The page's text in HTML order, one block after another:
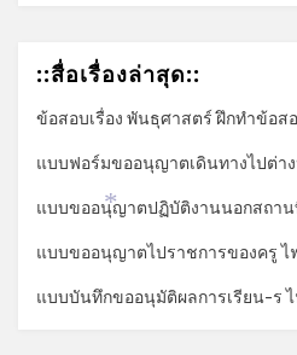
::สื่อเรื่องล่าสุด::
ข้อสอบเรื่อง พันธุศาสตร์ ฝึกทำข้อส
แบบฟอร์มขออนุญาตเดินทางไปต่า
แบบขออนุญาตปฏิบัติงานนอกสถาน
แบบขออนุญาตไปราชการของครู ไ
แบบบันทึกขออนุมัติผลการเรียน-ร